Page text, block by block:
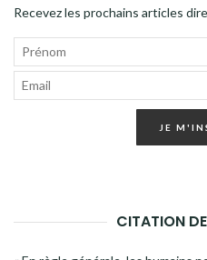
Recevez les prochains articles
JE
CITATION